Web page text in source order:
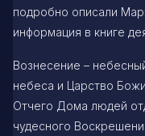
подробно описали
информация в книге
Вознесение –
небеса и Царство
Отчего Дома людей
чудесного